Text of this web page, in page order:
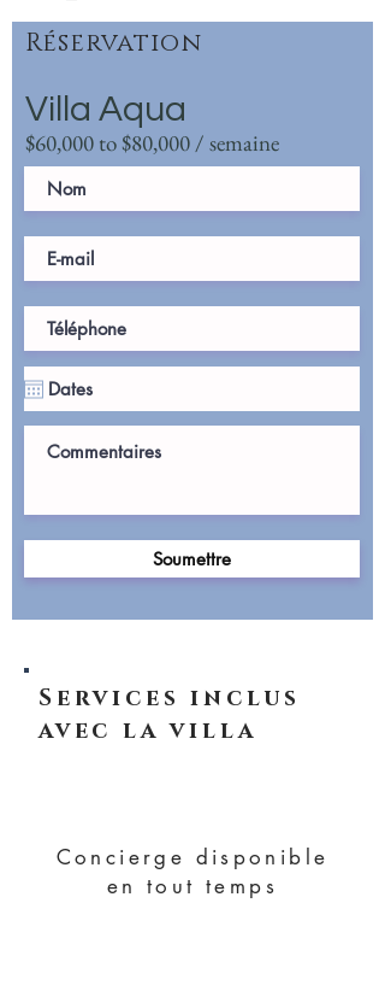
Réservation
Villa Aqua
$60,000 to $80,000 / semaine
Soumettre
Services inclus
avec la villa
Concierge disponible
en tout temps